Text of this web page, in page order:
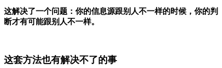
这解决了一个问题：你的信息源跟别人不一样的时候，你的判
断才有可能跟别人不一样。
这套方法也有解决不了的事